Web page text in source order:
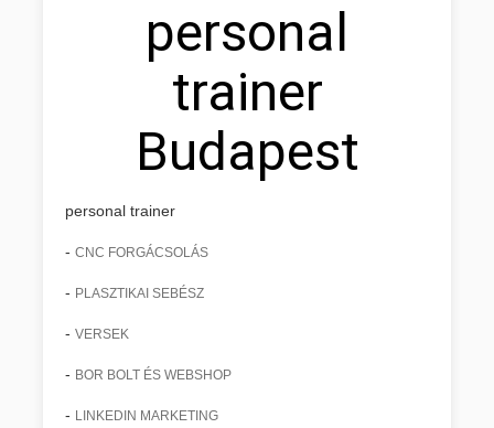
personal
trainer
Budapest
personal trainer
- CNC FORGÁCSOLÁS
- PLASZTIKAI SEBÉSZ
- VERSEK
- BOR BOLT ÉS WEBSHOP
- LINKEDIN MARKETING